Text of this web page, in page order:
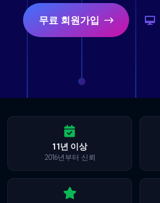
무료 회원가입
11년 이상
2016년부터 신뢰